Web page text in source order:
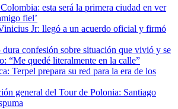
esta será la primera ciudad en ver
fiel’
Jr: llegó a un acuerdo oficial y firmó
confesión sobre situación que vivió y se
“Me quedé literalmente en la calle”
Terpel prepara su red para la era de los
general del Tour de Polonia: Santiago